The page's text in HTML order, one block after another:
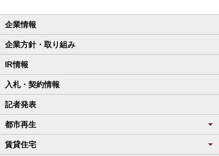
企業情報
企業方針・取り組み
IR情報
入札・契約情報
記者発表
都市再生
賃貸住宅